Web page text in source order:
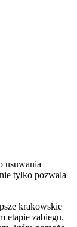
usuwania
tylko pozwala
krakowskie
etapie zabiegu.